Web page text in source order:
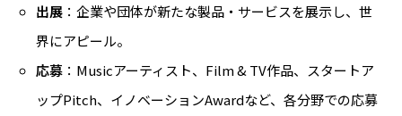
出展：企業や団体が新たな製品・サービスを展示し、世
界にアピール。
応募：Musicアーティスト、Film & TV作品、スタートア
ップPitch、イノベーションAwardなど、各分野での応募